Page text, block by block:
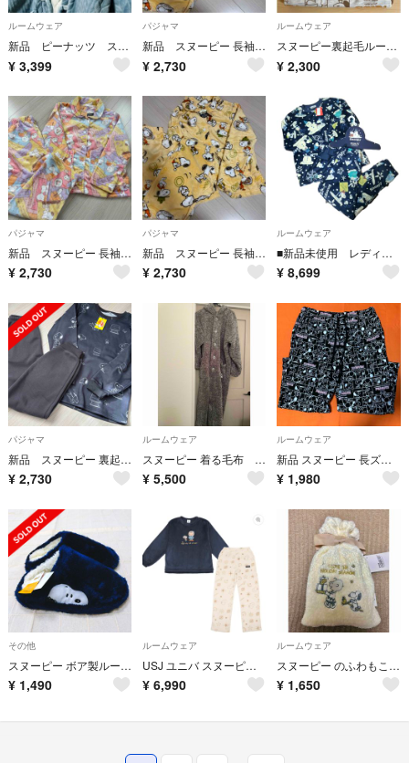
ルームウェア
新品 ピーナッツ スヌーピー 半纏 はんてん ジャケット M～L レディース
¥ 3,399
パジャマ
新品 スヌーピー 長袖パジャマ
¥ 2,730
ルームウェア
スヌーピー裏起毛ルームパンツ
¥ 2,300
パジャマ
新品 スヌーピー 長袖パジャマ
¥ 2,730
パジャマ
新品 スヌーピー 長袖パジャマ
¥ 2,730
ルームウェア
■新品未使用 レディース スヌーピー ルームウェア ナイトウェア 上下セット L
¥ 8,699
パジャマ
新品 スヌーピー 裏起毛 長袖パジャマ
¥ 2,730
ルームウェア
スヌーピー 着る毛布 ルームウェア
¥ 5,500
ルームウェア
新品 スヌーピー 長ズボン
¥ 1,980
その他
スヌーピー ボア製ルームシューズ ネイビー 新品 タグ付き
¥ 1,490
ルームウェア
USJ ユニバ スヌーピー チャーリーブラウン ルームウェア パジャマ セット
¥ 6,990
ルームウェア
スヌーピー のふわもこきんちゃく入りルームソックス
¥ 1,650